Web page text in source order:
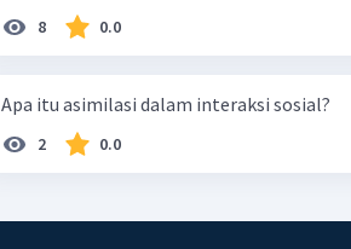
8 0.0
Apa itu asimilasi dalam interaksi sosial?
2 0.0